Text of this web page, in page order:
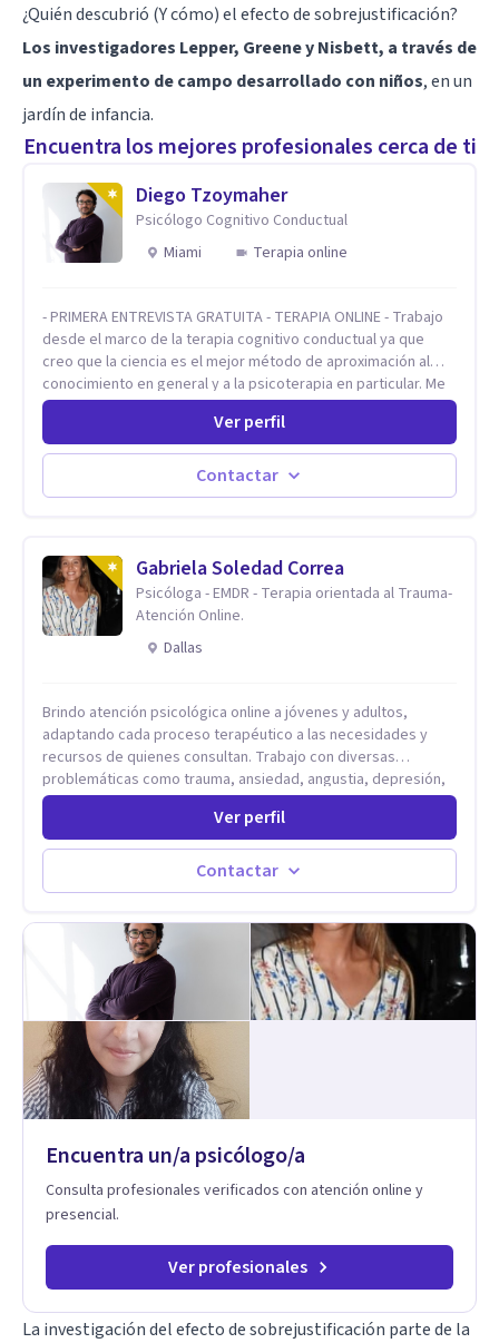
¿Quién descubrió (Y cómo) el efecto de sobrejustificación?
Los investigadores Lepper, Greene y Nisbett, a través de
un experimento de campo desarrollado con niños, en un
jardín de infancia.
Encuentra los mejores profesionales cerca de ti
Diego Tzoymaher
Psicólogo Cognitivo Conductual
Miami
Terapia online
- PRIMERA ENTREVISTA GRATUITA - TERAPIA ONLINE - Trabajo
desde el marco de la terapia cognitivo conductual ya que
creo que la ciencia es el mejor método de aproximación al
conocimiento en general y a la psicoterapia en particular. Me
interesan los procesos de cambio conductual por los que una
persona pueda alcanzar sus objetivos, transitando,
aceptando y modificando sus patrones cognitivos y
emocionales. Abordo patologías específicas como trastornos
de ansiedad y del ánimo, y también crisis vitales y procesos
Ver perfil
Contactar
Gabriela Soledad Correa
Psicóloga - EMDR - Terapia orientada al Trauma-
Atención Online.
Dallas
Brindo atención psicológica online a jóvenes y adultos,
adaptando cada proceso terapéutico a las necesidades y
recursos de quienes consultan. Trabajo con diversas
problemáticas como trauma, ansiedad, angustia, depresión,
estrés, violencias, abuso sexual y procesos migratorios,
entre otros. Ofrezco un espacio seguro, de escucha activa y
contención, comprometido con tu bienestar emocional y con
un enfoque centrado en el autoconocimiento y el aprendizaje
mutuo. Mi manera de trabajar se enfoca principalmente en los
estableciendo objetivos graduales y flexibles, de acuerdo a
tu ritmo y posibilidades.
Ver perfil
Contactar
Encuentra un/a psicólogo/a
Consulta profesionales verificados con atención online y
presencial.
Ver profesionales
La investigación del efecto de sobrejustificación parte de la